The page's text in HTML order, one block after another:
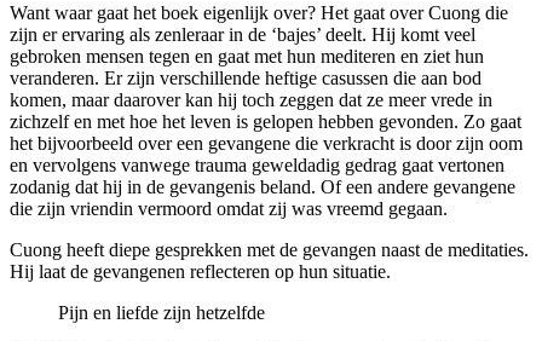
Want waar gaat het boek eigenlijk over? Het gaat over Cuong die
zijn er ervaring als zenleraar in de ‘bajes’ deelt. Hij komt veel
gebroken mensen tegen en gaat met hun mediteren en ziet hun
veranderen. Er zijn verschillende heftige casussen die aan bod
komen, maar daarover kan hij toch zeggen dat ze meer vrede in
zichzelf en met hoe het leven is gelopen hebben gevonden. Zo gaat
het bijvoorbeeld over een gevangene die verkracht is door zijn oom
en vervolgens vanwege trauma geweldadig gedrag gaat vertonen
zodanig dat hij in de gevangenis beland. Of een andere gevangene
die zijn vriendin vermoord omdat zij was vreemd gegaan.
Cuong heeft diepe gesprekken met de gevangen naast de meditaties.
Hij laat de gevangenen reflecteren op hun situatie.
Pijn en liefde zijn hetzelfde